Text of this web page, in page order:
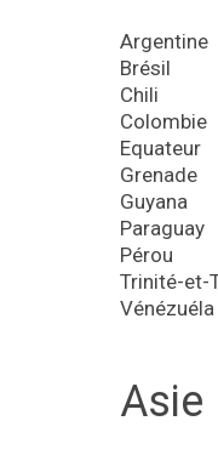
Argentine
Brésil
Chili
Colombie
Equateur
Grenade
Guyana
Paraguay
Pérou
Trinité-et-
Vénézuéla
Asie